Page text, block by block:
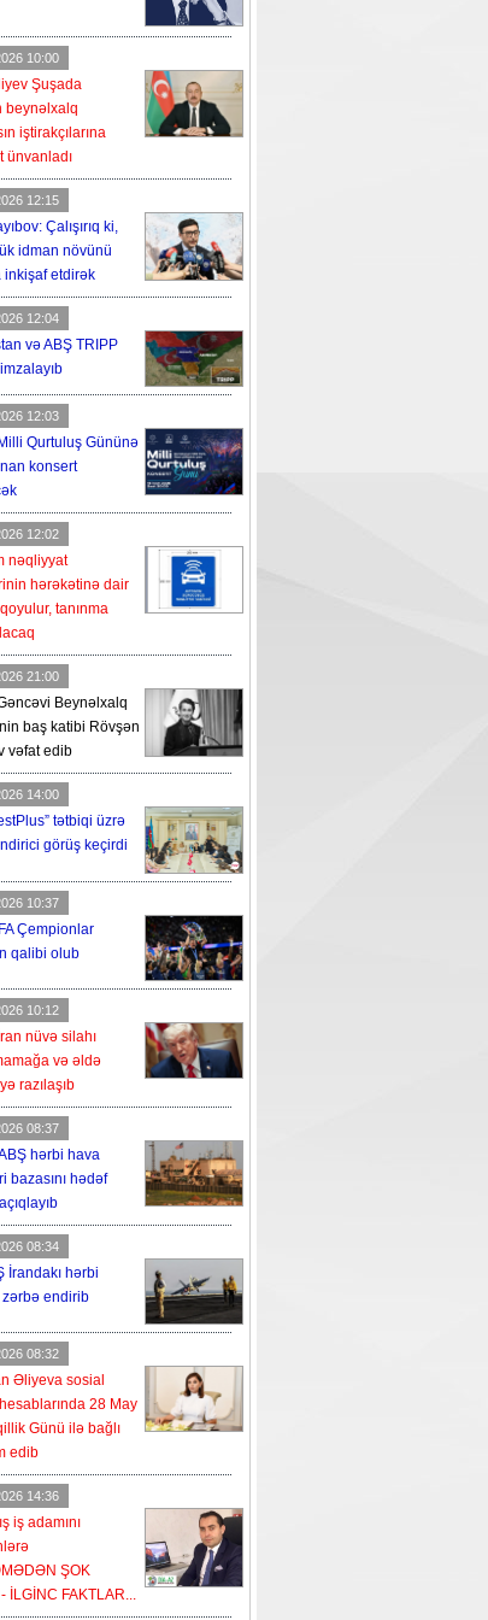
10:00
Şuşada
beynəlxalq
iştirakçılarına
ünvanladı
12:15
Çalışırıq ki,
idman növünü
inkişaf etdirək
12:04
və ABŞ TRIPP
12:03
Qurtuluş Gününə
konsert
12:02
nəqliyyat
hərəkətinə dair
tanınma
21:00
Beynəlxalq
baş katibi Rövşən
vəfat edib
14:00
tətbiqi üzrə
görüş keçirdi
10:37
Çempionlar
qalibi olub
10:12
nüvə silahı
və əldə
razılaşıb
08:37
hərbi hava
bazasını hədəf
08:34
İrandakı hərbi
endirib
08:32
Əliyeva sosial
28 May
Günü ilə bağlı
edib
14:36
iş adamını
ŞOK
İLGİNC FAKTLAR...